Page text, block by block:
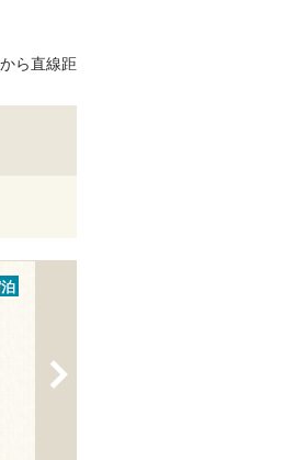
ら直線距